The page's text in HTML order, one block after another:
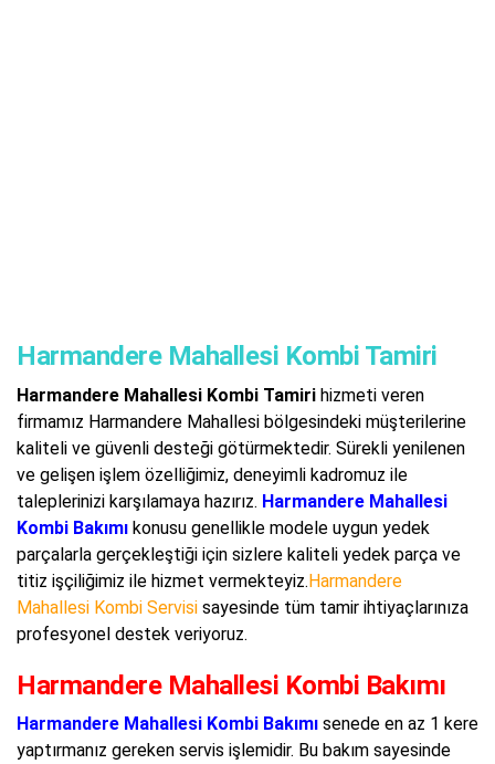
Harmandere Mahallesi Kombi Tamiri
Harmandere Mahallesi Kombi Tamiri hizmeti veren
firmamız Harmandere Mahallesi bölgesindeki müşterilerine
kaliteli ve güvenli desteği götürmektedir. Sürekli yenilenen
ve gelişen işlem özelliğimiz, deneyimli kadromuz ile
taleplerinizi karşılamaya hazırız. Harmandere Mahallesi
Kombi Bakımı konusu genellikle modele uygun yedek
parçalarla gerçekleştiği için sizlere kaliteli yedek parça ve
titiz işçiliğimiz ile hizmet vermekteyiz.Harmandere
Mahallesi Kombi Servisi sayesinde tüm tamir ihtiyaçlarınıza
profesyonel destek veriyoruz.
Harmandere Mahallesi Kombi Bakımı
Harmandere Mahallesi Kombi Bakımı senede en az 1 kere
yaptırmanız gereken servis işlemidir. Bu bakım sayesinde